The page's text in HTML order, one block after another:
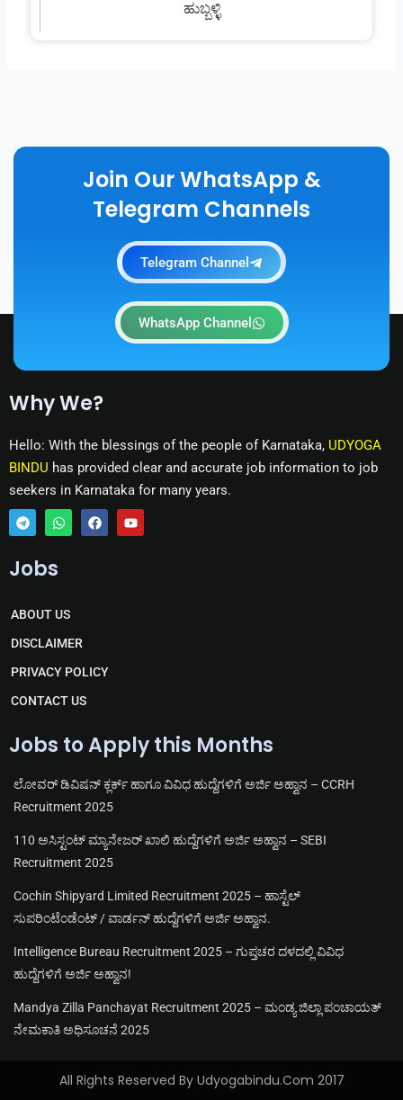
ಹುಬ್ಬಳ್ಳಿ
Join Our WhatsApp &
Telegram Channels
Telegram Channel
WhatsApp Channel
Why We?
Hello: With the blessings of the people of Karnataka, UDYOGA
BINDU has provided clear and accurate job information to job
seekers in Karnataka for many years.
T
l
r
a
m
W
a
a
p
p
F Y
Jobs
ABOUT US
DISCLAIMER
PRIVACY POLICY
CONTACT US
Jobs to Apply this Months
ಲೋವರ್ ಡಿವಿಷನ್ ಕ್ಲರ್ಕ್ ಹಾಗೂ ವಿವಿಧ ಹುದ್ದೆಗಳಿಗೆ ಅರ್ಜಿ ಅಹ್ವಾನ – CCRH
Recruitment 2025
110 ಅಸಿಸ್ಟಂಟ್ ಮ್ಯಾನೇಜರ್ ಖಾಲಿ ಹುದ್ದೆಗಳಿಗೆ ಅರ್ಜಿ ಅಹ್ವಾನ – SEBI
Recruitment 2025
Cochin Shipyard Limited Recruitment 2025 – ಹಾಸ್ಟೆಲ್
ಸುಪರಿಂಟೆಂಡೆಂಟ್ / ವಾರ್ಡನ್ ಹುದ್ದೆಗಳಿಗೆ ಅರ್ಜಿ ಅಹ್ವಾನ.
Intelligence Bureau Recruitment 2025 – ಗುಪ್ತಚರ ದಳದಲ್ಲಿ ವಿವಿಧ
ಹುದ್ದೆಗಳಿಗೆ ಅರ್ಜಿ ಅಹ್ವಾನ!
Mandya Zilla Panchayat Recruitment 2025 – ಮಂಡ್ಯ ಜಿಲ್ಲಾ ಪಂಚಾಯತ್
ನೇಮಕಾತಿ ಅಧಿಸೂಚನೆ 2025
All Rights Reserved By Udyogabindu.com 2017